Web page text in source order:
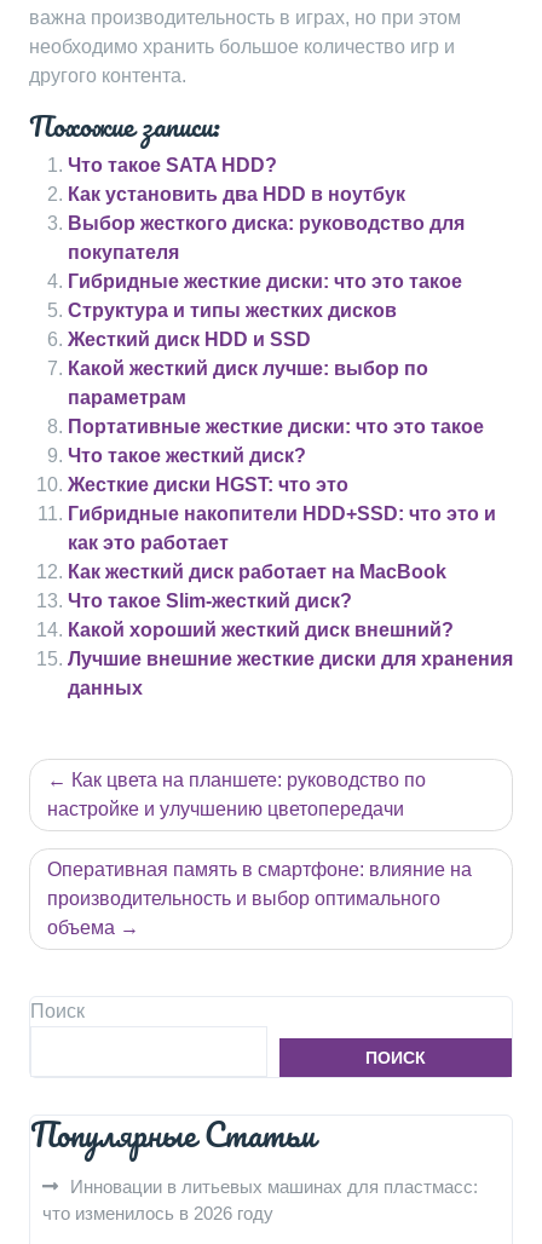
важна производительность в играх, но при этом
необходимо хранить большое количество игр и
другого контента.
Похожие записи:
Что такое SATA HDD?
Как установить два HDD в ноутбук
Выбор жесткого диска: руководство для
покупателя
Гибридные жесткие диски: что это такое
Структура и типы жестких дисков
Жесткий диск HDD и SSD
Какой жесткий диск лучше: выбор по
параметрам
Портативные жесткие диски: что это такое
Что такое жесткий диск?
Жесткие диски HGST: что это
Гибридные накопители HDD+SSD: что это и
как это работает
Как жесткий диск работает на MacBook
Что такое Slim-жесткий диск?
Какой хороший жесткий диск внешний?
Лучшие внешние жесткие диски для хранения
данных
Навигация
по
записям
Как цвета на планшете: руководство по
настройке и улучшению цветопередачи
Оперативная память в смартфоне: влияние на
производительность и выбор оптимального
объема
Поиск
ПОИСК
Популярные Статьи
Инновации в литьевых машинах для пластмасс:
что изменилось в 2026 году